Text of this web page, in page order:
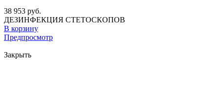
38 953 руб.
ДЕЗИНФЕКЦИЯ СТЕТОСКОПОВ
В корзину
Предпросмотр
Закрыть